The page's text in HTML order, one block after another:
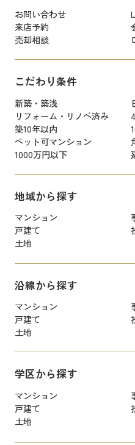
お問い合わせ
来店予約
売却相談
こだわり条件
新築・築浅
リフォーム・リノベ済み
築10年以内
ペット可マンション
1000万円以下
地域から探す
マンション
戸建て
土地
沿線から探す
マンション
戸建て
土地
学区から探す
マンション
戸建て
土地